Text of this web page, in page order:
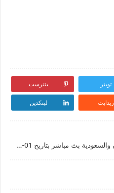
تويتر بنترست
ريدايت لينكدين
بث مباشر مشاهدة مباراة اليابان والسعودية بث مباشر بتاريخ 01-02-2022 تصفيات آسيا المؤهلة لكأس العالم 2022